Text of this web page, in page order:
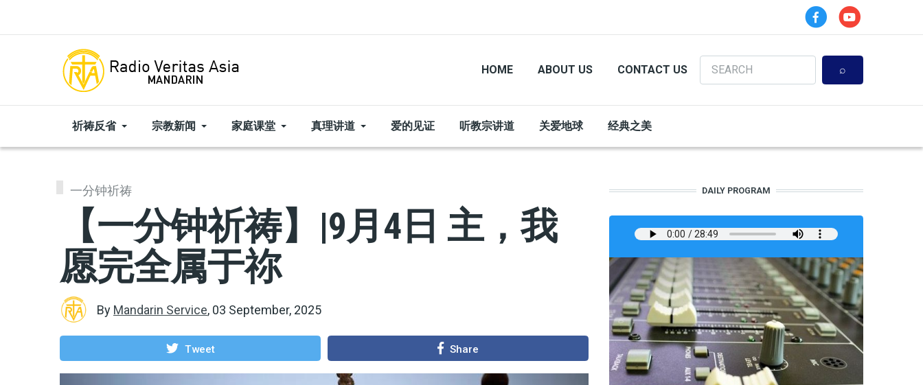
HOME ABOUT US CONTACT US
Search
祈祷反省 宗教新闻 家庭课堂 真理讲道 爱的见证 听教宗讲道 关爱地球 经典之美
一分钟祈祷
【一分钟祈祷】|9月4日 主，我
愿完全属于祢
By Mandarin Service, 03 September, 2025
Tweet Share
DAILY PROGRAM